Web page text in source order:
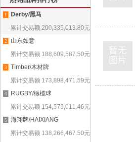
1
Derby/黑马
累计交易额 200,335,013.80元
2
山东如意
累计交易额 188,609,587.50元
3
Timber/木材牌
累计交易额 173,898,471.59元
4
RUGBY/橄榄球
累计交易额 154,579,011.46元
5
海翔牌/HAIXIANG
累计交易额 138,266,467.50元